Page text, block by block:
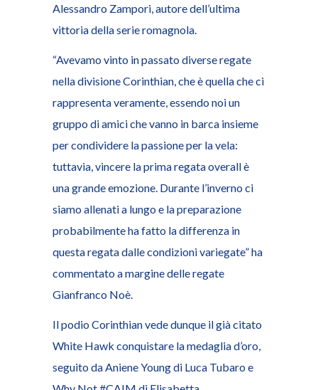
Alessandro Zampori, autore dell’ultima
vittoria della serie romagnola.
“Avevamo vinto in passato diverse regate
nella divisione Corinthian, che è quella che ci
rappresenta veramente, essendo noi un
gruppo di amici che vanno in barca insieme
per condividere la passione per la vela:
tuttavia, vincere la prima regata overall è
una grande emozione. Durante l’inverno ci
siamo allenati a lungo e la preparazione
probabilmente ha fatto la differenza in
questa regata dalle condizioni variegate” ha
commentato a margine delle regate
Gianfranco Noè.
Il podio Corinthian vede dunque il già citato
White Hawk conquistare la medaglia d’oro,
seguito da Aniene Young di Luca Tubaro e